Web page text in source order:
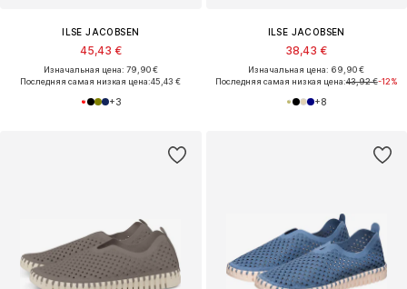
ILSE JACOBSEN
45,43 €
Изначальная цена: 79,90 €
Последняя самая низкая цена:45,43 €
+3
ILSE JACOBSEN
38,43 €
Изначальная цена: 69,90 €
Последняя самая низкая цена:43,92 €-12%
+8